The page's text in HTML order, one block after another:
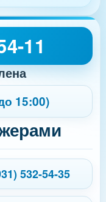
11
15:00)
532-54-35